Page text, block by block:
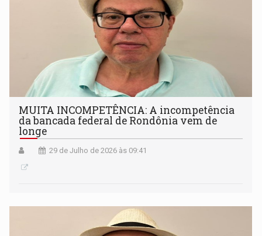
MUITA INCOMPETÊNCIA: A incompetência
da bancada federal de Rondônia vem de
longe
29 de Julho de 2026 às 09:41